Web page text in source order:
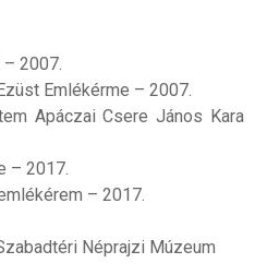
– 2007.
Emlékérme – 2007.
Apáczai Csere János Kara
– 2017.
– 2017.
Néprajzi Múzeum